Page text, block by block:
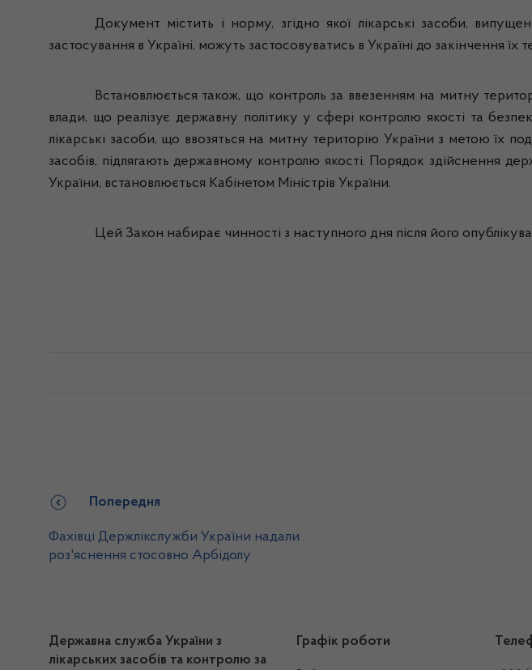
Документ містить і норму, згідно якої лікарські засоби,
застосування в Україні, можуть застосовуватись в Україні до закінчення
Встановлюється також, що контроль за ввезенням на митну
влади, що реалізує державну політику у сфері контролю якості та
лікарські засоби, що ввозяться на митну територію України з метою їх
засобів, підлягають державному контролю якості. Порядок здійснення
України, встановлюється Кабінетом Міністрів України.
Цей Закон набирає чинності з наступного дня після його
Попередня
Фахівці Держлікслужби України надали
роз'яснення стосовно Арбідолу
Державна служба України з
лікарських засобів та контролю за
Графік роботи